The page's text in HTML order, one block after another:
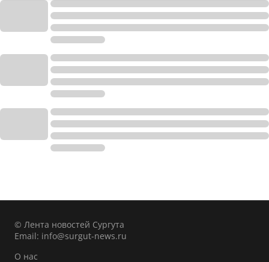
© Лента новостей Сургута
Email: info@surgut-news.ru
О нас